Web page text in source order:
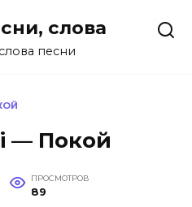
слова
песни
— Покой
ПРОСМОТРОВ
89